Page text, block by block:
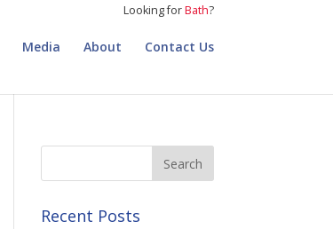
Looking forBath?
Media About Contact Us
Recent Posts